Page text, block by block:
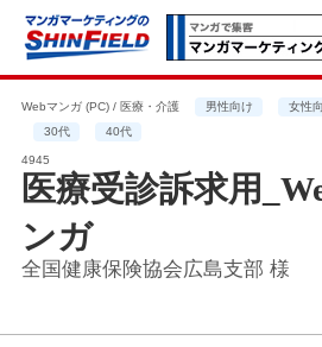
Webマンガ (PC) / 医療・介護 男性向け 女性
30代
40代
4945
医療受診訴求用
ンガ
全国健康保険協会広島支部 様